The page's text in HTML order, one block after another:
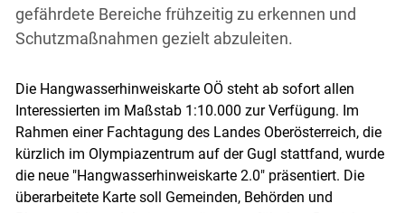
gefährdete Bereiche frühzeitig zu erkennen und
Schutzmaßnahmen gezielt abzuleiten.
Die Hangwasserhinweiskarte OÖ steht ab sofort allen
Interessierten im Maßstab 1:10.000 zur Verfügung. Im
Rahmen einer Fachtagung des Landes Oberösterreich, die
kürzlich im Olympiazentrum auf der Gugl stattfand, wurde
die neue "Hangwasserhinweiskarte 2.0" präsentiert. Die
überarbeitete Karte soll Gemeinden, Behörden und